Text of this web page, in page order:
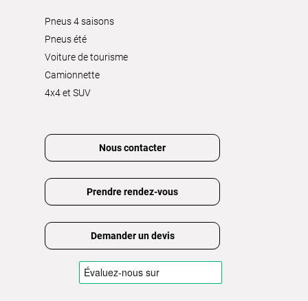
Pneus 4 saisons
Pneus été
Voiture de tourisme
Camionnette
4x4 et SUV
Nous contacter
Prendre rendez-vous
Demander un devis